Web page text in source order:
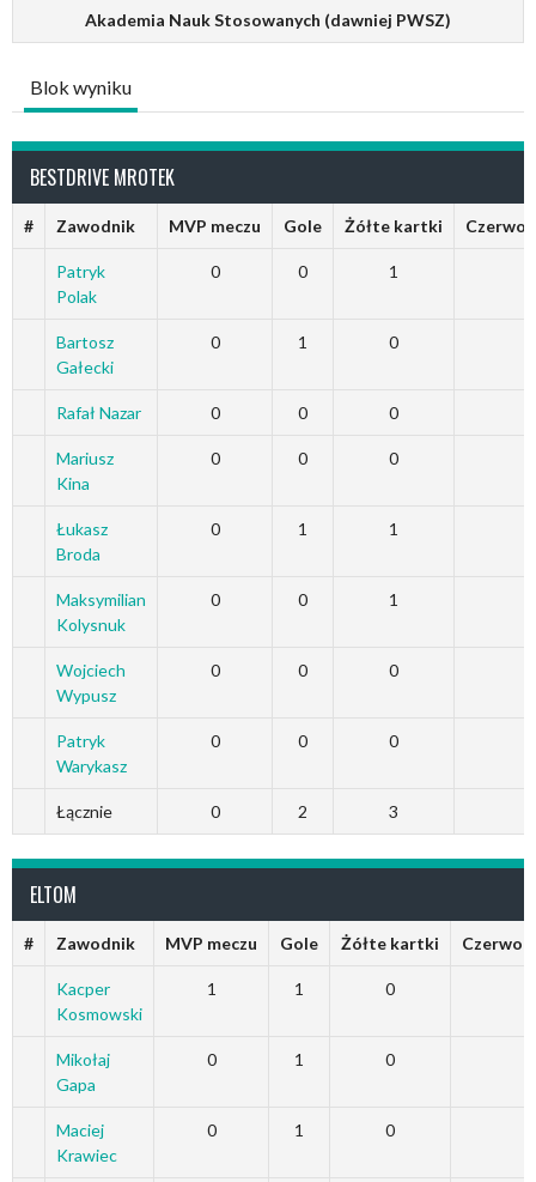
Akademia Nauk Stosowanych (dawniej PWSZ)
Blok wyniku
BESTDRIVE MROTEK
# Zawodnik MVP meczu Gole Żółte kartki
Patryk
Polak
0 0 1
Bartosz
Gałecki
0 1 0
Rafał Nazar 0 0 0
Mariusz
Kina
0 0 0
Łukasz
Broda
0 1 1
Maksymilian
Kolysnuk
0 0 1
Wojciech
Wypusz
0 0 0
Patryk
Warykasz
0 0 0
Łącznie 0 2 3
ELTOM
# Zawodnik MVP meczu Gole Żółte kartki
Kacper
Kosmowski
1 1 0
Mikołaj
Gapa
0 1 0
Maciej
Krawiec
0 1 0